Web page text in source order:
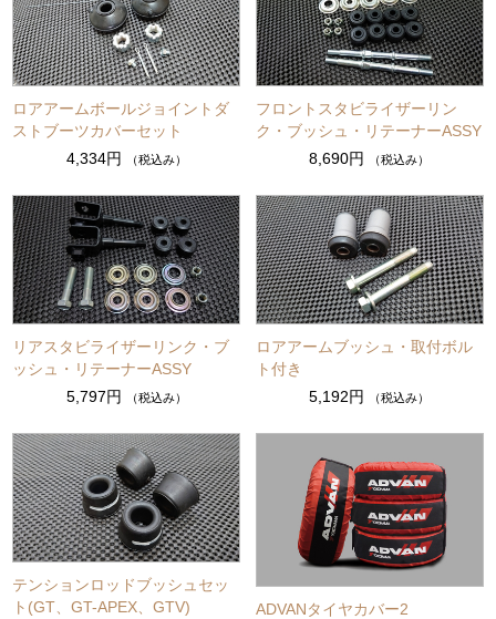
ロアアームボールジョイントダ
ストブーツカバーセット
4,334円
（税込み）
フロントスタビライザーリン
ク・ブッシュ・リテーナーASSY
8,690円
（税込み）
リアスタビライザーリンク・ブ
ッシュ・リテーナーASSY
5,797円
（税込み）
ロアアームブッシュ・取付ボル
ト付き
5,192円
（税込み）
テンションロッドブッシュセッ
ト(GT、GT-APEX、GTV)
ADVANタイヤカバー2